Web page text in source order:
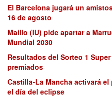
El Barcelona jugará un
16 de agosto
Maíllo (IU) pide apartar a
Mundial 2030
Resultados del Sorteo 1
premiados
Castilla-La Mancha activará
el día del eclipse